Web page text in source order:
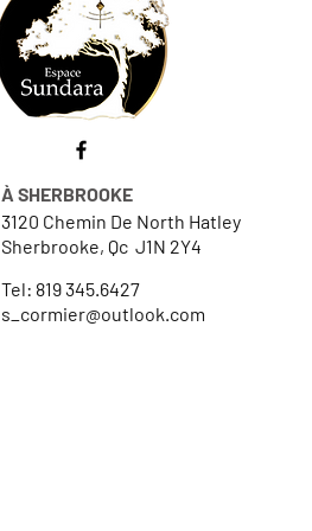
À SHERBROOKE
3120 Chemin De North Hatley
Sherbrooke, Qc J1N 2Y4
Tel: 819 345.6427
s_cormier@outlook.com